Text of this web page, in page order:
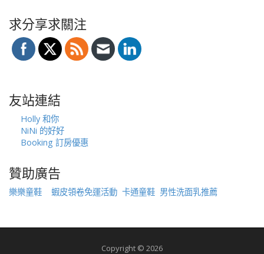
求分享求關注
友站連結
Holly 和你
NiNi 的好好
Booking 訂房優惠
贊助廣告
樂樂童鞋 蝦皮領卷免運活動 卡通童鞋 男性洗面乳推薦
Copyright © 2026